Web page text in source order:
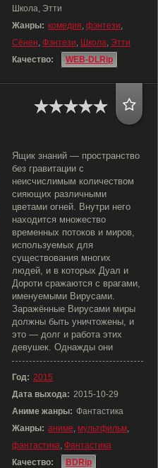
Школа, Этти
Жанры: комедия, фэнтези,
Сёнен, Фэнтези, Школа, Этти
Качество:
WEB-DLRip
Ящик знаний — пространство
без гравитации с
неисчислимым количеством
сияющих различными
цветами огней. Внутри него
находится множество
временных потоков и миров,
используемых для
существования многих
людей, и в которых Дуал и
Дороти сражаются с врагами,
именуемыми Вирусами.
Заражённые Вирусами миры
должны быть уничтожены, и
это — долг и работа этих
девушек. Однажды они
Год: 2015
Дата выхода: 2015-10-29
Аниме жанры: Фантастика
Жанры: аниме, мультфильм,
фантастика, Фантастика
Качество:
BDRip